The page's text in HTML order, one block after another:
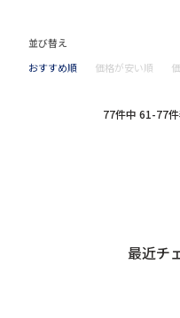
並び替え
おすすめ順
価格が安い順
77件中 61-77
最近チ